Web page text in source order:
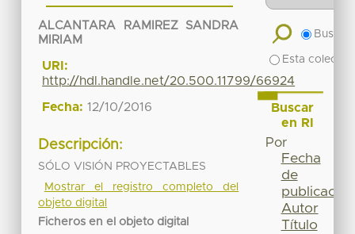
ALCANTARA RAMIREZ SANDRA
MIRIAM
URI:
http://hdl.handle.net/20.500.11799/66924
Fecha: 12/10/2016
Descripción:
SÓLO VISIÓN PROYECTABLES
Mostrar el registro completo del
objeto digital
Ficheros en el objeto digital
Buscar
Esta
Buscar
en RI
Por
Fecha
de
publicación
Autor
Título